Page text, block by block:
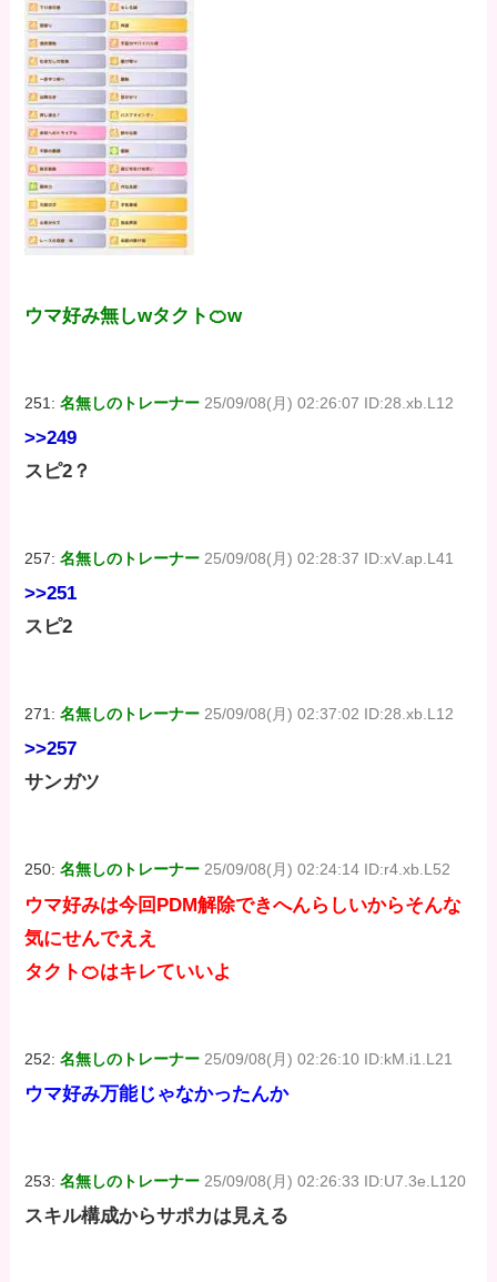
ウマ好み無しwタクト🍊w
251:名無しのトレーナー 25/09/08(月) 02:26:07 ID:28.xb.L12
>>249
スピ2？
257:名無しのトレーナー 25/09/08(月) 02:28:37 ID:xV.ap.L41
>>251
スピ2
271:名無しのトレーナー 25/09/08(月) 02:37:02 ID:28.xb.L12
>>257
サンガツ
250:名無しのトレーナー 25/09/08(月) 02:24:14 ID:r4.xb.L52
ウマ好みは今回PDM解除できへんらしいからそんな
気にせんでええ
タクト🍊はキレていいよ
252:名無しのトレーナー 25/09/08(月) 02:26:10 ID:kM.i1.L21
ウマ好み万能じゃなかったんか
253:名無しのトレーナー 25/09/08(月) 02:26:33 ID:U7.3e.L120
スキル構成からサポカは見える